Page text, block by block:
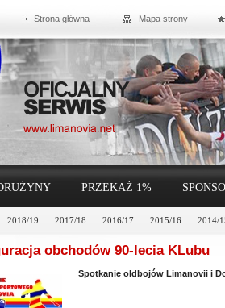
Strona główna Mapa strony
2018/19 2017/18 2016/17 2015/16 2014/
PRZEKAŻ 1%
obchodów 90-lecia KLubu
Spotkanie oldbojów Limanovii i